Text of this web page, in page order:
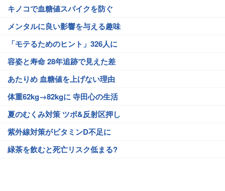
キノコで血糖値スパイクを防ぐ
メンタルに良い影響を与える趣味
「モテるためのヒント」326人に
容姿と寿命 28年追跡で見えた差
あたりめ 血糖値を上げない理由
体重62kg→82kgに 寺田心の生活
夏のむくみ対策 ツボ&反射区押し
紫外線対策がビタミンD不足に
緑茶を飲むと死亡リスク低まる?